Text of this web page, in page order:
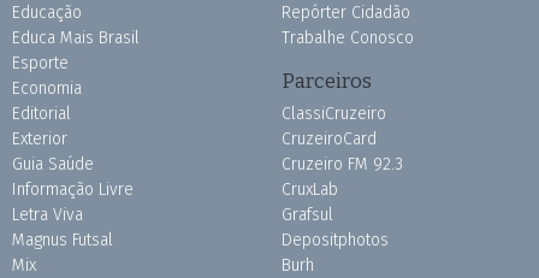
Educação
Educa Mais Brasil
Esporte
Economia
Editorial
Exterior
Guia Saúde
Informação Livre
Letra Viva
Magnus Futsal
Mix
Repórter Cidadão
Trabalhe Conosco
Parceiros
ClassiCruzeiro
CruzeiroCard
Cruzeiro FM 92.3
CruxLab
Grafsul
Depositphotos
Burh